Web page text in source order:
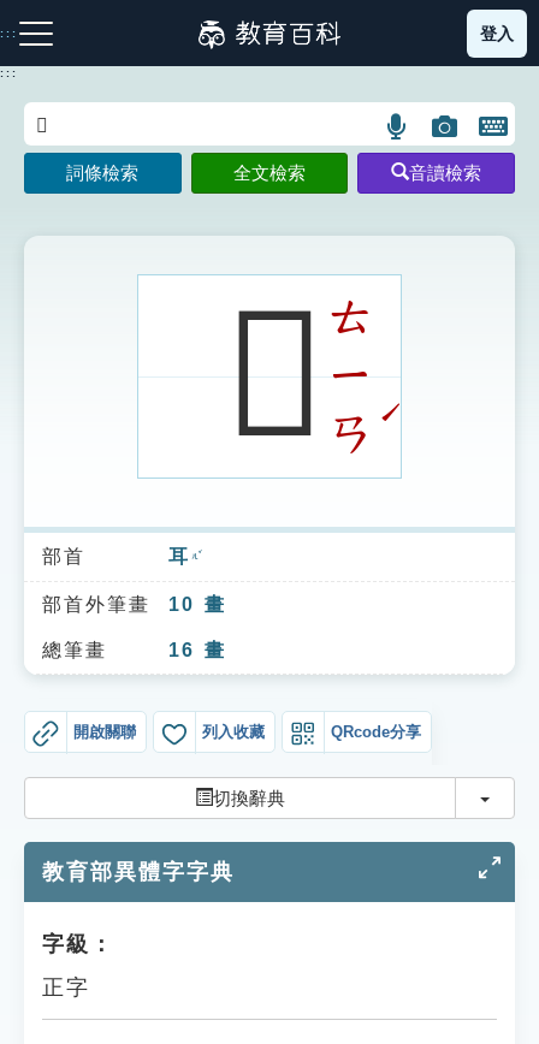
到
主
:::
注音索引圖示 筆畫索引圖示 部首索引表圖示
索引選單
知識索引
單字索引
貓頭鷹博士
登入
:::
語
言
搜
示
圖
片
搜
開
鍵
圖
詞條檢索 全文檢索 音讀檢索
𦗀ㄊ
ㄧ
ㄢ
ˊ
部首 耳 ㄦˇ
部首外筆畫 10 畫
總筆畫 16 畫
開啟關聯 列入收藏 QRcode分享
切換辭典 切換
教育部異體字字典
字級：
正字